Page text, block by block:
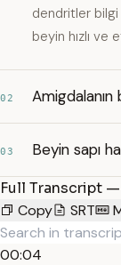
dendritler bilgi
beyin hızlı ve
02
03 Beyin sapı
Full Transcript
Copy
SRT
00:04